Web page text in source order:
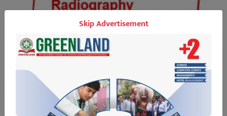
Skip Advertisement